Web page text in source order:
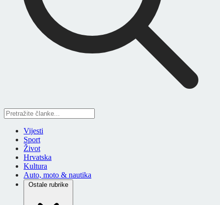
Vijesti
Sport
Život
Hrvatska
Kultura
Auto, moto & nautika
Ostale rubrike